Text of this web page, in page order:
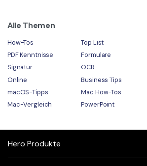
Alle Themen
How-Tos Top List
PDF Kenntnisse
Formulare
Signatur
OCR
Online
Business Tips
macOS-Tipps
Mac How-Tos
Mac-Vergleich
PowerPoint
Hero Produkte